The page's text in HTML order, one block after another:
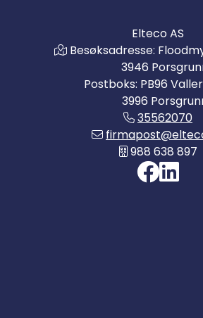
Elteco AS
Besøksadresse:
3946
Postboks: PB96
3996
35562070
988 638 897